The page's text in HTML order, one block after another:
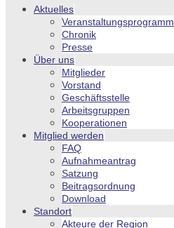
Aktuelles
Veranstaltungsprogramm
Chronik
Presse
Über uns
Mitglieder
Vorstand
Geschäftsstelle
Arbeitsgruppen
Kooperationen
Mitglied werden
FAQ
Aufnahmeantrag
Satzung
Beitragsordnung
Download
Standort
Akteure der Region